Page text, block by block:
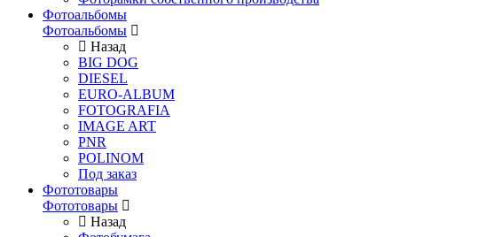
Фотоальбомы
Фотоальбомы
Назад
BIG DOG
DIESEL
EURO-ALBUM
FOTOGRAFIA
IMAGE ART
PNR
POLINOM
Под заказ
Фототовары
Фототовары
Назад